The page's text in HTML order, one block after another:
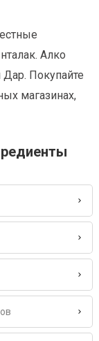
Алко
Покупайте
магазинах,